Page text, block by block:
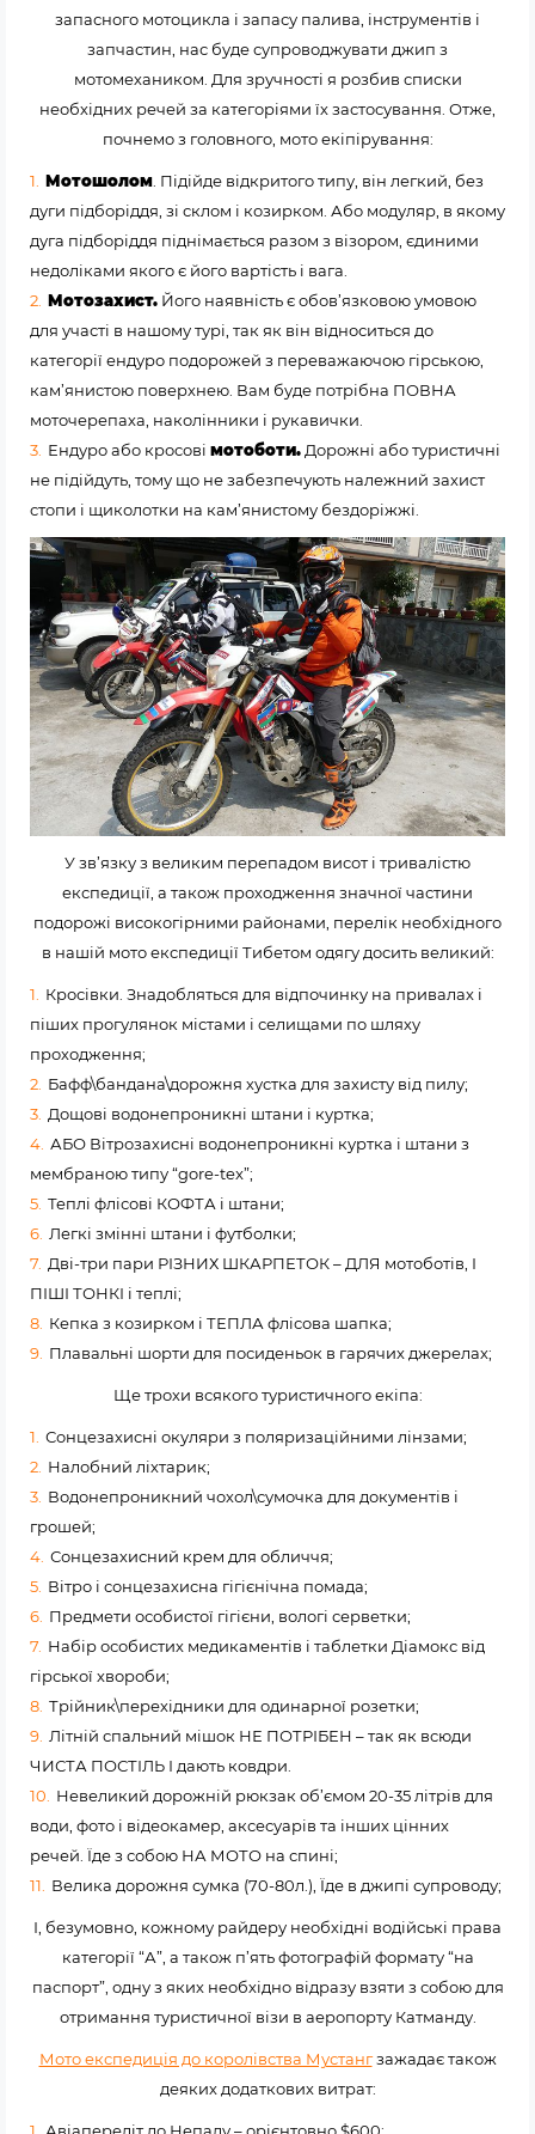
запасного мотоцикла і запасу палива, інструментів і
запчастин, нас буде супроводжувати джип з
мотомехаником. Для зручності я розбив списки
необхідних речей за категоріями їх застосування. Отже,
почнемо з головного, мото екіпірування:
Мотошолом . Підійде відкритого типу, він легкий, без
дуги підборіддя, зі склом і козирком. Або модуляр, в якому
дуга підборіддя піднімається разом з візором, єдиними
недоліками якого є його вартість і вага.
Мотозахист. Його наявність є обов’язковою умовою
для участі в нашому турі, так як він відноситься до
категорії ендуро подорожей з переважаючою гірською,
кам’янистою поверхнею. Вам буде потрібна ПОВНА
моточерепаха, наколінники і рукавички.
Ендуро або кросові мотоботи. Дорожні або туристичні
не підійдуть, тому що не забезпечують належний захист
стопи і щиколотки на кам’янистому бездоріжжі.
У зв’язку з великим перепадом висот і тривалістю
експедиції, а також проходження значної частини
подорожі високогірними районами, перелік необхідного
в нашій мото експедиції Тибетом одягу досить великий:
Кросівки. Знадобляться для відпочинку на привалах і
піших прогулянок містами і селищами по шляху
проходження;
Бафф\бандана\дорожня хустка для захисту від пилу;
Дощові водонепроникні штани і куртка;
АБО Вітрозахисні водонепроникні куртка і штани з
мембраною типу “gore-tex”;
Теплі флісові КОФТА і штани;
Легкі змінні штани і футболки;
Дві-три пари РІЗНИХ ШКАРПЕТОК – ДЛЯ мотоботів, І
ПІШІ ТОНКІ і теплі;
Кепка з козирком і ТЕПЛА флісова шапка;
Плавальні шорти для посиденьок в гарячих джерелах;
Ще трохи всякого туристичного екіпа:
Сонцезахисні окуляри з поляризаційними лінзами;
Налобний ліхтарик;
Водонепроникний чохол\сумочка для документів і
грошей;
Сонцезахисний крем для обличчя;
Вітро і сонцезахисна гігієнічна помада;
Предмети особистої гігієни, вологі серветки;
Набір особистих медикаментів і таблетки Діамокс від
гірської хвороби;
Трійник\перехідники для одинарної розетки;
Літній спальний мішок НЕ ПОТРІБЕН – так як всюди
ЧИСТА ПОСТІЛЬ І дають ковдри.
Невеликий дорожній рюкзак об’ємом 20-35 літрів для
води, фото і відеокамер, аксесуарів та інших цінних
речей. Їде з собою НА МОТО на спині;
Велика дорожня сумка (70-80л.), Їде в джипі супроводу;
І, безумовно, кожному райдеру необхідні водійські права
категорії “А”, а також п’ять фотографій формату “на
паспорт”, одну з яких необхідно відразу взяти з собою для
отримання туристичної візи в аеропорту Катманду.
Мото експедиція до королівства Мустангзажадає також
деяких додаткових витрат: